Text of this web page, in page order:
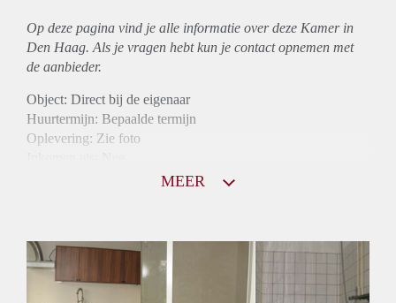
Op deze pagina vind je alle informatie over deze Kamer in
Den Haag. Als je vragen hebt kun je contact opnemen met
de aanbieder.
Object: Direct bij de eigenaar
Huurtermijn: Bepaalde termijn
Oplevering: Zie foto
Gedeelde Douche: Ja
Gedeelde woonkamer: Ja
Huisgenoten: Ja
MEER